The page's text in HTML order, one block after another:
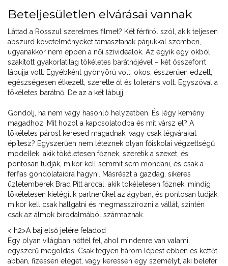
Beteljesületlen elvárásai vannak
Láttad a Rosszul szerelmes filmet? Két férfiról szól, akik teljesen
abszurd követelményeket támasztanak párjukkal szemben,
ugyanakkor nem éppen a női szívideálok. Az egyik egy okból
szakított gyakorlatilag tökéletes barátnőjével – két összeforrt
lábujja volt. Egyébként gyönyörű volt, okos, ésszerűen edzett,
egészségesen étkezett, szerette őt és toleráns volt. Egyszóval a
tökéletes barátnő. De az a két lábujj.
Gondolj, ha nem vagy hasonló helyzetben. És légy kemény
magadhoz. Mit hozol a kapcsolatodba és mit vársz el? A
tökéletes párost keresed magadnak, vagy csak légvárakat
építesz? Egyszerűen nem léteznek olyan főiskolai végzettségű
modellek, akik tökéletesen főznek, szeretik a szexet, és
pontosan tudják, mikor kell semmit sem mondani, és csak a
férfias gondolataidra hagyni. Másrészt a gazdag, sikeres
üzletemberek Brad Pitt arccal, akik tökéletesen főznek, mindig
tökéletesen kielégítik partnerüket az ágyban, és pontosan tudják,
mikor kell csak hallgatni és megmasszírozni a vállát, szintén
csak az álmok birodalmából származnak.
< h2>A baj első jelére feladod
Egy olyan világban nőttél fel, ahol mindenre van valami
egyszerű megoldás. Csak tegyen három lépést ebben és kettőt
abban, fizessen eleget, vagy keressen egy személyt, aki belefér